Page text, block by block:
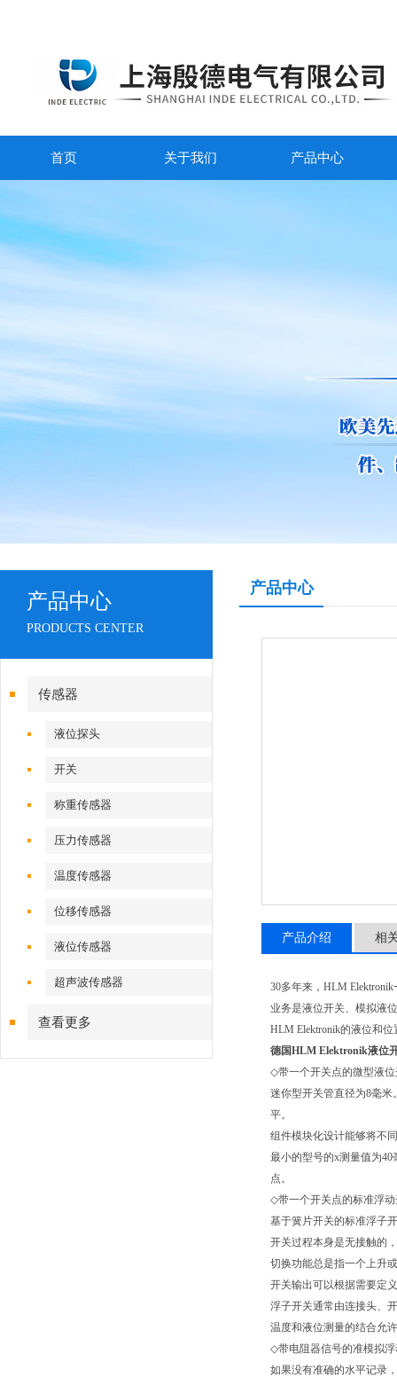
首页 关于我们 产品中心
产品中心
PRODUCTS CENTER
传感器
液位探头
开关
称重传感器
压力传感器
温度传感器
位移传感器
液位传感器
超声波传感器
查看更多
产品中心
产品介绍 相
30多年来， HLM Elektronik
业务是液位开关、模拟液
HLM Elektronik的液位和位
德国HLM Elektronik液位
◇带一个开关点的微型液
迷你型开关管直径为8毫米
平。
组件模块化设计能够将不
最小的型号的x测量值为40
点。
◇带一个开关点的标准浮
基于簧片开关的标准浮子
开关过程本身是无接触的
切换功能总是指一个上升
开关输出可以根据需要定
浮子开关通常由连接头、
温度和液位测量的结合允
◇带电阻器信号的准模拟
如果没有准确的水平记录